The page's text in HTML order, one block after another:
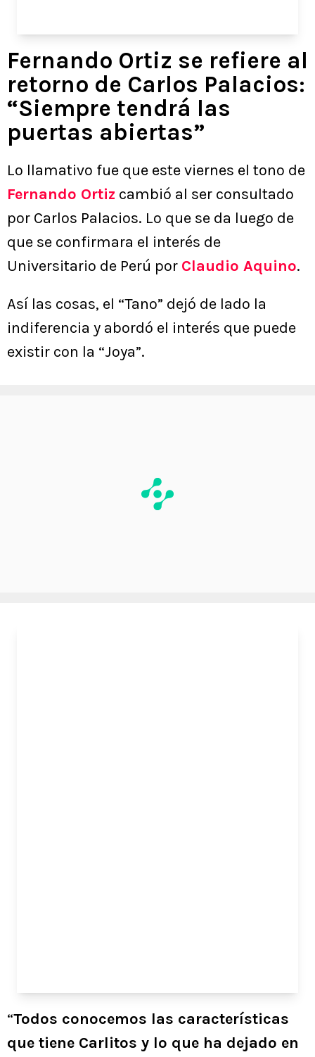
Fernando Ortiz se refiere al
retorno de Carlos Palacios:
“Siempre tendrá las
puertas abiertas”
Lo llamativo fue que este viernes el tono de
Fernando Ortiz cambió al ser consultado
por Carlos Palacios. Lo que se da luego de
que se confirmara el interés de
Universitario de Perú por Claudio Aquino.
Así las cosas, el “Tano” dejó de lado la
indiferencia y abordó el interés que puede
existir con la “Joya”.
“Todos conocemos las características
que tiene Carlitos y lo que ha dejado en